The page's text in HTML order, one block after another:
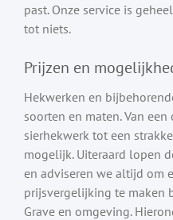
past. Onze service is
tot niets.
Prijzen en
Hekwerken en
soorten en maten. Van
sierhekwerk tot een
mogelijk. Uiteraard lopen
en adviseren we altijd om
prijsvergelijking te maken
Grave en omgeving.